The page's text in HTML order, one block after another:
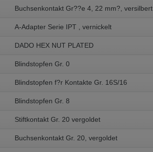
Buchsenkontakt Gr??e 4, 22 mm?, versilbert
A-Adapter Serie IPT , vernickelt
DADO HEX NUT PLATED
Blindstopfen Gr. 0
Blindstopfen f?r Kontakte Gr. 16S/16
Blindstopfen Gr. 8
Stiftkontakt Gr. 20 vergoldet
Buchsenkontakt Gr. 20, vergoldet